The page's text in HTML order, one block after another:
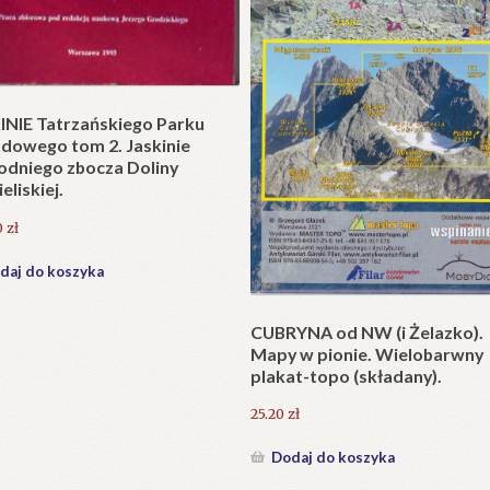
w wersji składanej.
Krzyże litewskie. Kapliczki i
przydrożne jako dzieło sztuki
ludowej i potrzeba ich
231.00zł
Dodaj do koszyka